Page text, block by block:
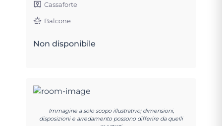
Cassaforte
Balcone
Non disponibile
Immagine a solo scopo illustrativo; dimensioni,
disposizioni e arredamento possono differire da quelli